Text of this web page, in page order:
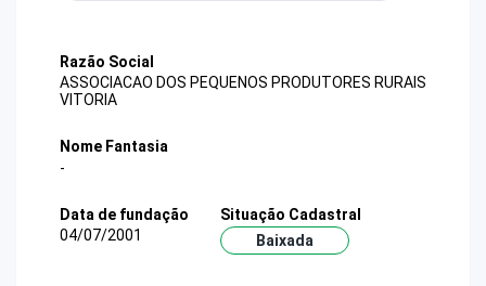
Razão Social
ASSOCIACAO DOS PEQUENOS PRODUTORES RURAIS
VITORIA
Nome Fantasia
-
Data de fundação
04/07/2001
Situação Cadastral
Baixada